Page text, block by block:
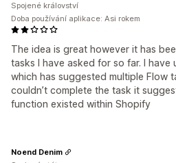
The idea is great however it has
tasks I have asked for so far. I
which has suggested multiple Flow
couldn’t complete the task it
function existed within Shopify
Spojené království
Doba používání aplikace: Asi rokem
Noend Denim